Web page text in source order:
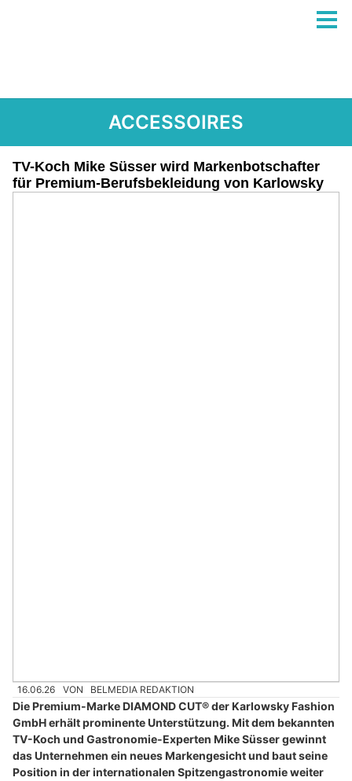
ACCESSOIRES
TV-Koch Mike Süsser wird Markenbotschafter
für Premium-Berufsbekleidung von Karlowsky
16.06.26 VON BELMEDIA REDAKTION
Die Premium-Marke DIAMOND CUT® der Karlowsky Fashion
GmbH erhält prominente Unterstützung. Mit dem bekannten
TV-Koch und Gastronomie-Experten Mike Süsser gewinnt
das Unternehmen ein neues Markengesicht und baut seine
Position in der internationalen Spitzengastronomie weiter